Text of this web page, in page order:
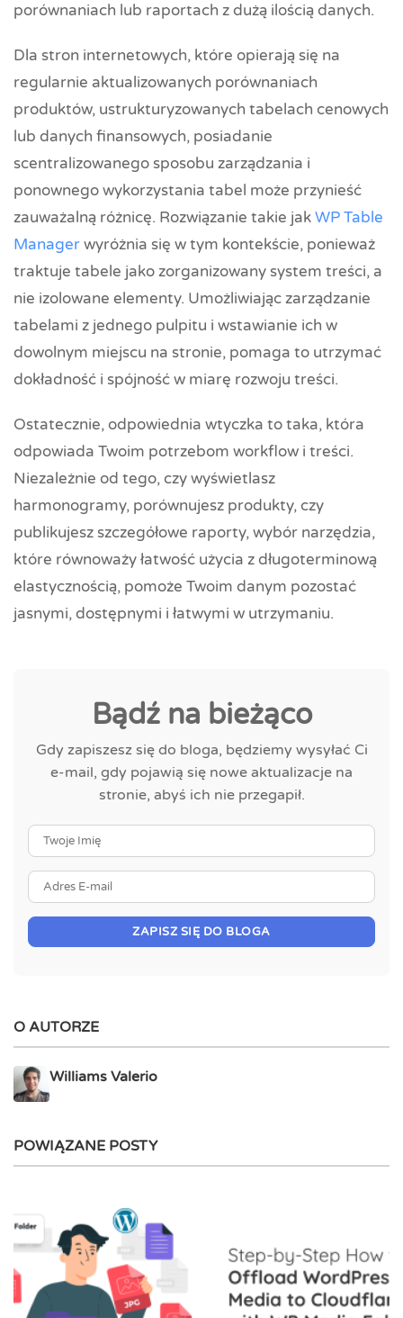
porównaniach lub raportach z dużą ilością danych.
Dla stron internetowych, które opierają się na
regularnie aktualizowanych porównaniach
produktów, ustrukturyzowanych tabelach cenowych
lub danych finansowych, posiadanie
scentralizowanego sposobu zarządzania i
ponownego wykorzystania tabel może przynieść
zauważalną różnicę. Rozwiązanie takie jakWP Table
Managerwyróżnia się w tym kontekście, ponieważ
traktuje tabele jako zorganizowany system treści, a
nie izolowane elementy. Umożliwiając zarządzanie
tabelami z jednego pulpitu i wstawianie ich w
dowolnym miejscu na stronie, pomaga to utrzymać
dokładność i spójność w miarę rozwoju treści.
Ostatecznie, odpowiednia wtyczka to taka, która
odpowiada Twoim potrzebom workflow i treści.
Niezależnie od tego, czy wyświetlasz
harmonogramy, porównujesz produkty, czy
publikujesz szczegółowe raporty, wybór narzędzia,
które równoważy łatwość użycia z długoterminową
elastycznością, pomoże Twoim danym pozostać
jasnymi, dostępnymi i łatwymi w utrzymaniu.
Bądź na bieżąco
Gdy zapiszesz się do bloga, będziemy wysyłać Ci
e-mail, gdy pojawią się nowe aktualizacje na
stronie, abyś ich nie przegapił.
ZAPISZ SIĘ DO BLOGA
O AUTORZE
Williams Valerio
POWIĄZANE POSTY